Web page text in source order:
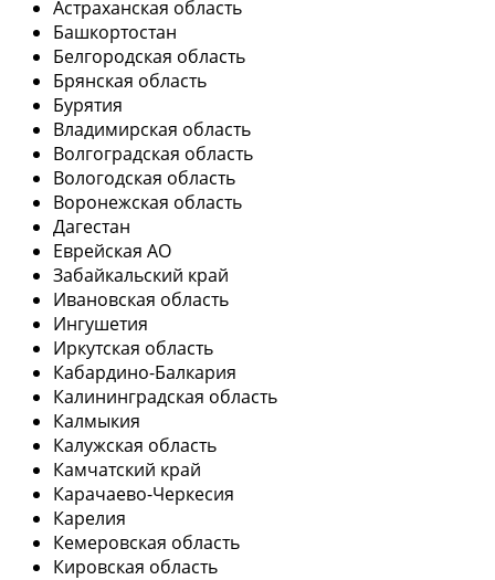
Астраханская область
Башкортостан
Белгородская область
Брянская область
Бурятия
Владимирская область
Волгоградская область
Вологодская область
Воронежская область
Дагестан
Еврейская АО
Забайкальский край
Ивановская область
Ингушетия
Иркутская область
Кабардино-Балкария
Калининградская область
Калмыкия
Калужская область
Камчатский край
Карачаево-Черкесия
Карелия
Кемеровская область
Кировская область